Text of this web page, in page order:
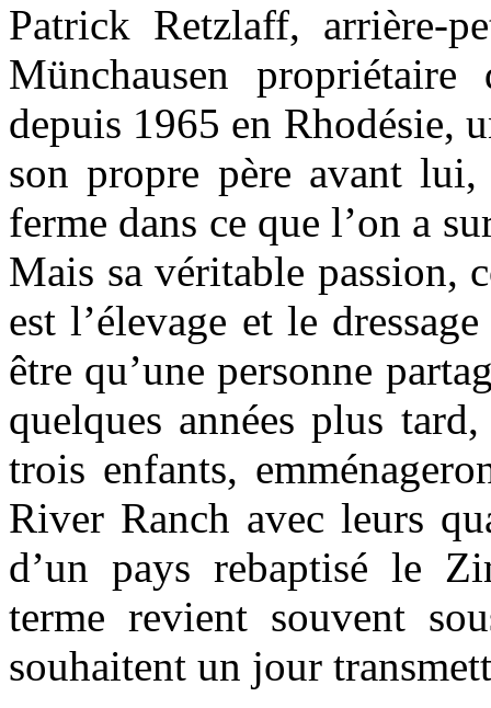
Patrick Retzlaff, arrière-
Münchausen
depuis 1965 en Rhodésie,
son propre père avant
ferme dans ce que l’on a
Mais sa véritable passion,
est l’élevage et le
être qu’une personne
quelques années plus
trois enfants,
River Ranch avec leurs
d’un pays rebaptisé le
terme revient souvent
souhaitent un jour